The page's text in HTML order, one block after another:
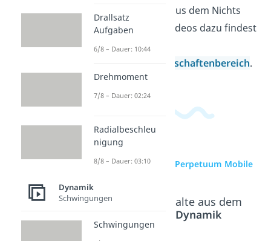
einfach Energie aus dem Nichts
liefert. Weitere Videos dazu findest
du in unserem
Ingenieurwissenschaftenbereich.
zur Videoseite: Perpetuum Mobile
Beliebte Inhalte aus dem
Dynamik
Drallsatz
Aufgaben
6/8 – Dauer: 10:44
Drehmoment
7/8 – Dauer: 02:24
Radialbeschleu
nigung
8/8 – Dauer: 03:10
Dynamik
Schwingungen
Schwingungen